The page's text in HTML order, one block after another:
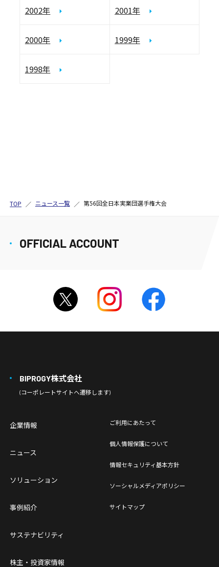
2002年 2001年
2000年 1999年
1998年
TOP ニュース一覧 第56回全日本実業団選手権大会
OFFICIAL ACCOUNT
BIPROGY株式会社
(コーポレートサイトへ遷移します)
企業情報
ニュース
ソリューション
事例紹介
サステナビリティ
株主・投資家情報
ご利用にあたって
個人情報保護について
情報セキュリティ基本方針
ソーシャルメディアポリシー
サイトマップ